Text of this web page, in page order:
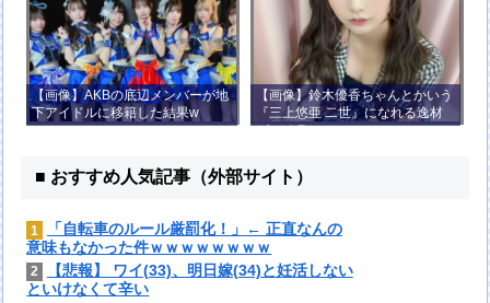
【画像】AKBの底辺メンバーが地
下アイドルに移籍した結果w
【画像】鈴木優香ちゃんとかいう
『三上悠亜 二世』になれる逸材
がコチラ
■ おすすめ人気記事（外部サイト）
1
「自転車のルール厳罰化！」← 正直なんの
意味もなかった件ｗｗｗｗｗｗｗｗ
2
【悲報】 ワイ(33)、明日嫁(34)と妊活しない
といけなくて辛い